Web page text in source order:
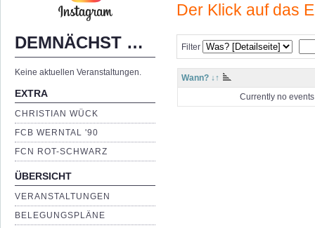
DEMNÄCHST …
Keine aktuellen Veranstaltungen.
EXTRA
CHRISTIAN WÜCK
FCB WERNTAL '90
FCN ROT-SCHWARZ
ÜBERSICHT
VERANSTALTUNGEN
BELEGUNGSPLÄNE
Der Klick auf das
Filter
Wann? ↓↑
Currently no